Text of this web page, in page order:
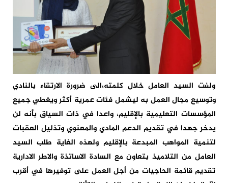
ولفت السيد العامل خلال كلمته،الى ضرورة الارتقاء بالنادي
وتوسيع مجال العمل به ليشمل فئات عمرية أكثر ويغطي جميع
المؤسسات التعليمية بالإقليم، واعدا في ذات السياق بأنه لن
يدخر جهدا في تقديم الدعم المادي والمعنوي وتذليل العقبات
لتنمية المواهب المبدعة بالإقليم ولهذه الغاية طلب السيد
العامل من التلاميذ بتعاون مع السادة الاساتذة والاطر الادارية
تقديم قائمة الحاجيات من أجل العمل على توفيرها في أقرب